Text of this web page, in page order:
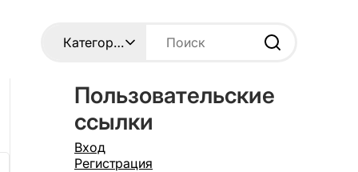
Пользовательские
ссылки
Вход
Регистрация